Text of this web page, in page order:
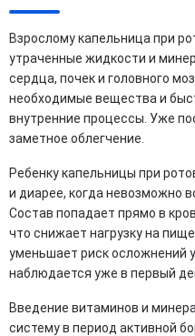
Взрослому капельница при
утраченные жидкости и
сердца, почек и головного
необходимые вещества и
внутренние процессы. Уже
заметное облегчение.
Ребенку капельницы при
и диарее, когда невозможно
Состав попадает прямо в
что снижает нагрузку на
уменьшает риск осложнений
наблюдается уже в первый
Введение витаминов и
систему в период активной